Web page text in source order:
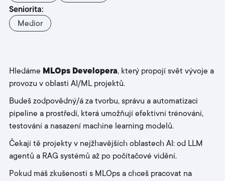
Seniorita:
Medior
Hledáme MLOps Developera, který propojí svět vývoje a
provozu v oblasti AI/ML projektů.
Budeš zodpovědný/á za tvorbu, správu a automatizaci
pipeline a prostředí, která umožňují efektivní trénování,
testování a nasazení machine learning modelů.
Čekají tě projekty v nejžhavějších oblastech AI: od LLM
agentů a RAG systémů až po počítačové vidění.
Pokud máš zkušenosti s MLOps a chceš pracovat na